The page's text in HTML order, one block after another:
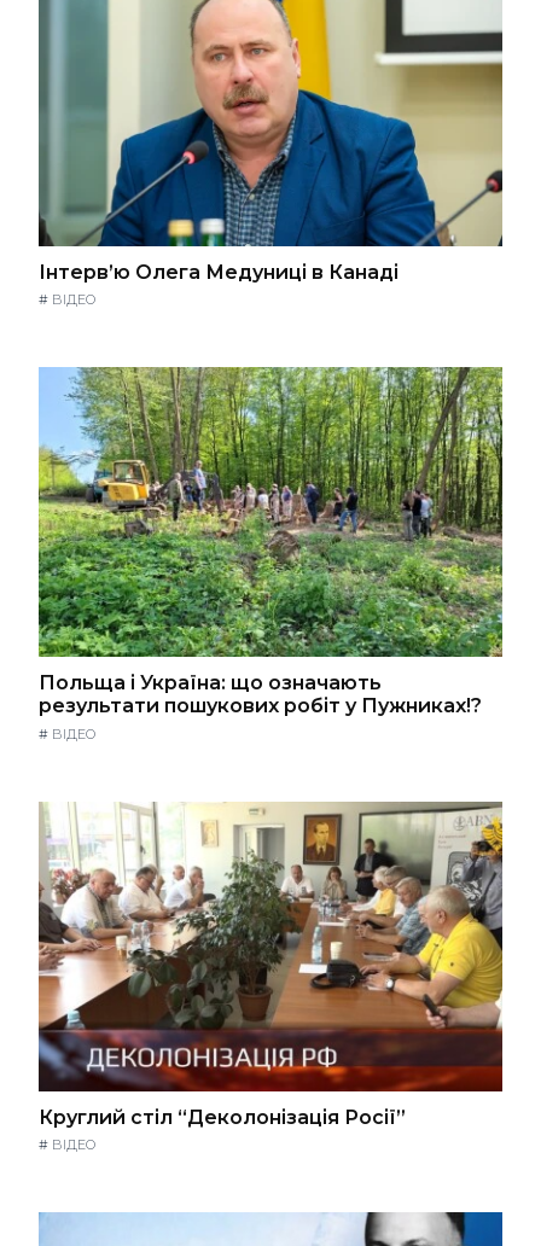
Інтерв’ю Олега Медуниці в Канаді
# ВІДЕО
Польща і Україна: що означають
результати пошукових робіт у Пужниках!?
# ВІДЕО
Круглий стіл “Деколонізація Росії”
# ВІДЕО